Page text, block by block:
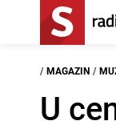
/ MAGAZIN /
U